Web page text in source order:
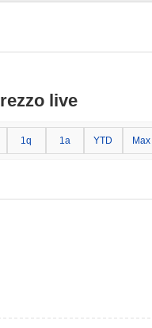
live
1q 1a YTD Max